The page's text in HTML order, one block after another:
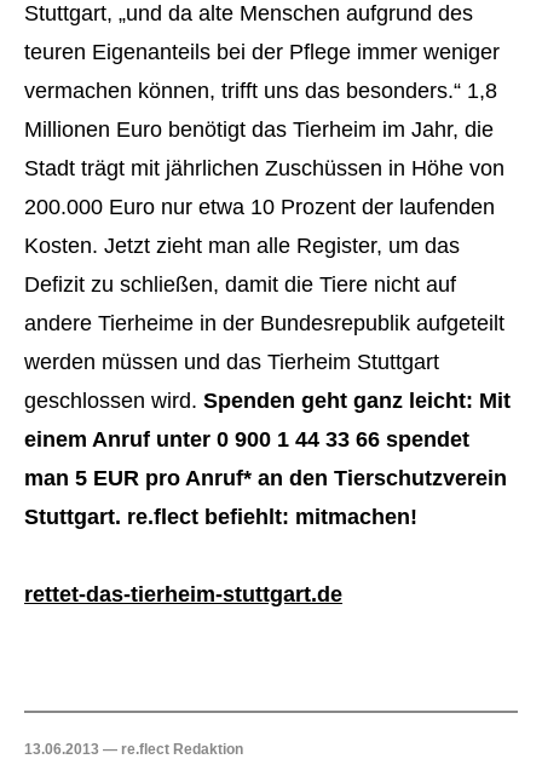
Stuttgart, „und da alte Menschen aufgrund des
teuren Eigenanteils bei der Pflege immer weniger
vermachen können, trifft uns das besonders.“ 1,8
Millionen Euro benötigt das Tierheim im Jahr, die
Stadt trägt mit jährlichen Zuschüssen in Höhe von
200.000 Euro nur etwa 10 Prozent der laufenden
Kosten. Jetzt zieht man alle Register, um das
Defizit zu schließen, damit die Tiere nicht auf
andere Tierheime in der Bundesrepublik aufgeteilt
werden müssen und das Tierheim Stuttgart
geschlossen wird. Spenden geht ganz leicht: Mit
einem Anruf unter 0 900 1 44 33 66 spendet
man 5 EUR pro Anruf* an den Tierschutzverein
Stuttgart. re.flect befiehlt: mitmachen!
rettet-das-tierheim-stuttgart.de
13.06.2013 — re.flect Redaktion